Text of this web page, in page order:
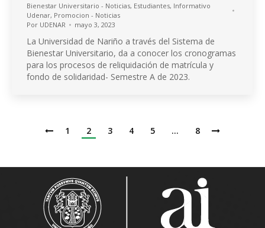
Bienestar Universitario - Noticias, Estudiantes, Informativo
Udenar, Promocion - Noticias
Por UDENAR mayo 3, 2023
La Universidad de Nariño a través del Sistema de
Bienestar Universitario, da a conocer los cronogramas
para los procesos de reliquidación de matrícula y
fondo de solidaridad- Semestre A de 2023.
1 2 3 4 5 … 8